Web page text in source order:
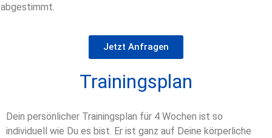
abgestimmt.
Jetzt Anfragen
Trainingsplan
Dein persönlicher Trainingsplan für 4 Wochen ist so
individuell wie Du es bist. Er ist ganz auf Deine körperliche